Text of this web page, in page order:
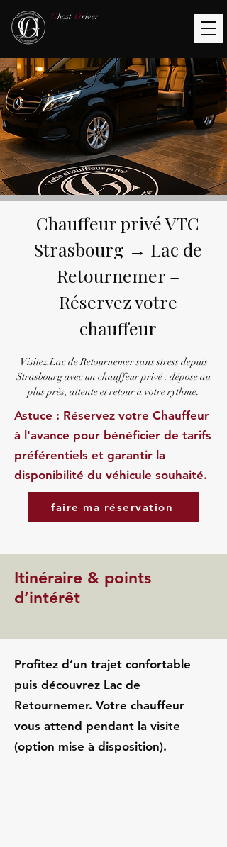
Ghost Driver
Chauffeur privé VTC
Strasbourg → Lac de
Retournemer –
Réservez votre
chauffeur
Visitez Lac de Retournemer sans stress depuis
Strasbourg avec un chauffeur privé : dépose au
plus près, attente et retour à votre rythme.
Astuce : Réservez votre Chauffeur
à l'avance pour bénéficier de tarifs
préférentiels et garantir la
disponibilité du véhicule souhaité.
faire ma réservation
Itinéraire & points
d’intérêt
Profitez d’un trajet confortable
puis découvrez Lac de
Retournemer. Votre chauffeur
vous attend pendant la visite
(option mise à disposition).